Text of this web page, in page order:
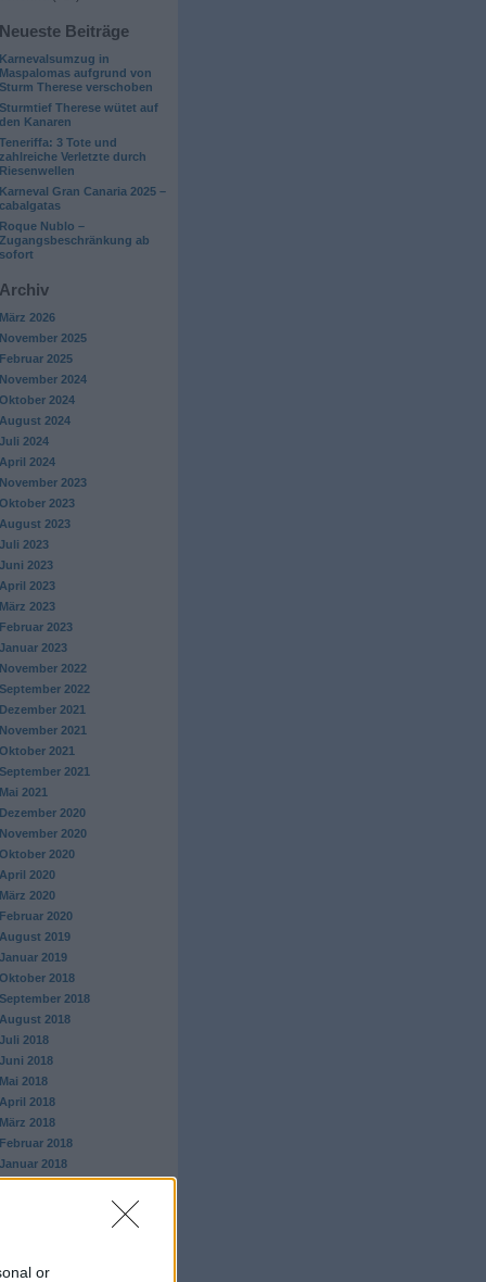
or
Neueste Beiträge
Karnevalsumzug in
Maspalomas aufgrund von
Sturm Therese verschoben
Sturmtief Therese wütet auf
den Kanaren
Teneriffa: 3 Tote und
zahlreiche Verletzte durch
Riesenwellen
Karneval Gran Canaria 2025 –
cabalgatas
Roque Nublo –
Zugangsbeschränkung ab
sofort
Archiv
März 2026
November 2025
Februar 2025
November 2024
Oktober 2024
August 2024
Juli 2024
April 2024
November 2023
Oktober 2023
August 2023
Juli 2023
Juni 2023
April 2023
März 2023
Februar 2023
Januar 2023
November 2022
September 2022
Dezember 2021
November 2021
Oktober 2021
September 2021
Mai 2021
Dezember 2020
November 2020
Oktober 2020
April 2020
März 2020
Februar 2020
August 2019
Januar 2019
Oktober 2018
September 2018
August 2018
Juli 2018
Juni 2018
Mai 2018
April 2018
März 2018
Februar 2018
Januar 2018
2017
August 2017